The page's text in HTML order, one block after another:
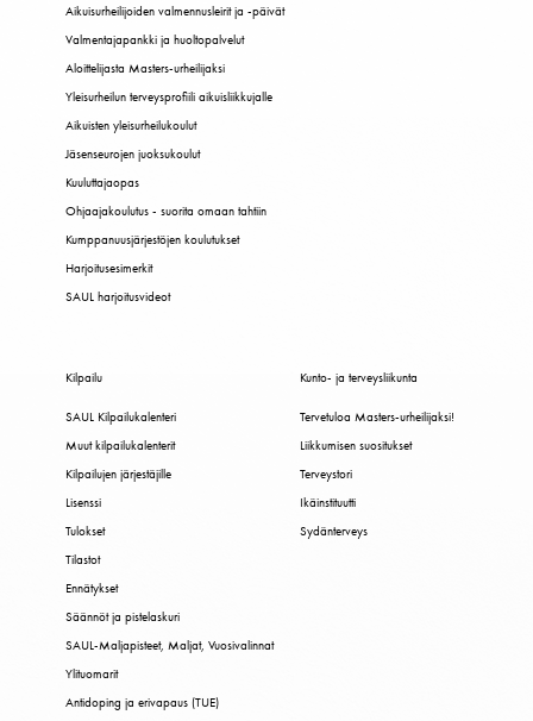
Aikuisurheilijoiden valmennusleirit ja -päivät
Valmentajapankki ja huoltopalvelut
Aloittelijasta Masters-urheilijaksi
Yleisurheilun terveysprofiili aikuisliikkujalle
Aikuisten yleisurheilukoulut
Jäsenseurojen juoksukoulut
Kuuluttajaopas
Ohjaajakoulutus - suorita omaan tahtiin
Kumppanuusjärjestöjen koulutukset
Harjoitusesimerkit
SAUL harjoitusvideot
Kilpailu
SAUL Kilpailukalenteri
Muut kilpailukalenterit
Kilpailujen järjestäjille
Lisenssi
Tulokset
Tilastot
Ennätykset
Säännöt ja pistelaskuri
SAUL-Maljapisteet, Maljat, Vuosivalinnat
Ylituomarit
Antidoping ja erivapaus (TUE)
Kunto- ja terveysliikunta
Tervetuloa Masters-urheilijaksi!
Liikkumisen suositukset
Terveystori
Ikäinstituutti
Sydänterveys